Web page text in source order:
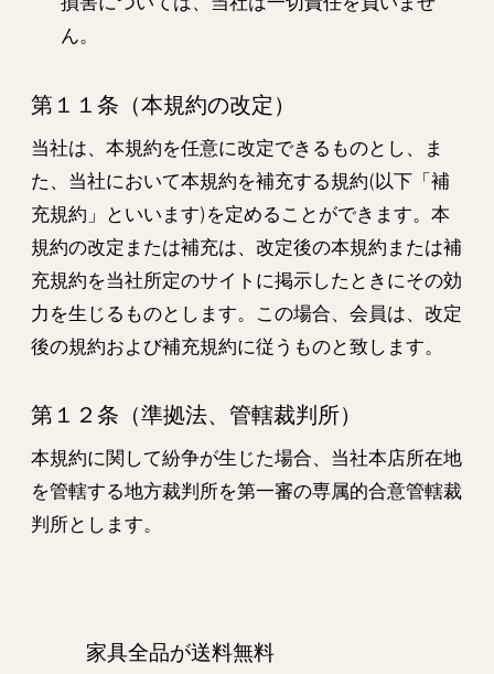
ん。
第１１条（本規約の改定）
当社は、本規約を任意に改定できるものとし、ま
た、当社において本規約を補充する規約(以下「補
充規約」といいます)を定めることができます。本
規約の改定または補充は、改定後の本規約または補
充規約を当社所定のサイトに掲示したときにその効
力を生じるものとします。この場合、会員は、改定
後の規約および補充規約に従うものと致します。
第１２条（準拠法、管轄裁判所）
本規約に関して紛争が生じた場合、当社本店所在地
を管轄する地方裁判所を第一審の専属的合意管轄裁
判所とします。
家具全品が送料無料